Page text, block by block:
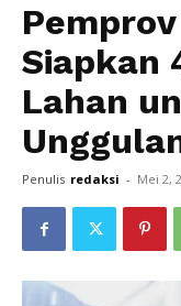
Siapkan
Lahan
Penulis redaksi - Mei 2,